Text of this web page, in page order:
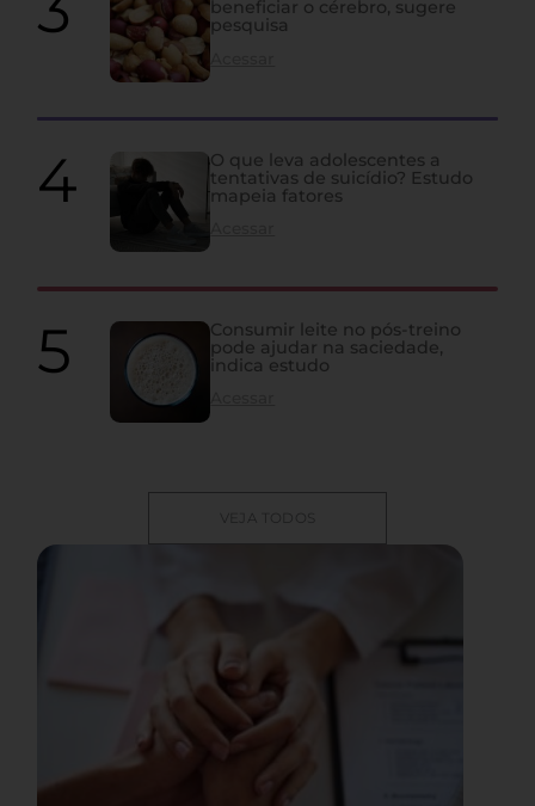
beneficiar o cérebro, sugere
pesquisa
O que leva adolescentes a
tentativas de suicídio? Estudo
mapeia fatores
Consumir leite no pós-treino
pode ajudar na saciedade,
indica estudo
VEJA TODOS